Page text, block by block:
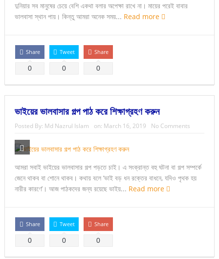
দুনিয়ার সব মানুষের চেয়ে বেশি একথা বলার অপেক্ষা রাখে না। মায়ের পরেই বাবার
ভালবাসা স্থান পায়। কিন্তু আমরা অনেক সময়... Read more
Share
0
Tweet
0
Share
0
ভাইয়ের ভালবাসার গল্প পাঠ করে শিক্ষাগ্রহণ করুন
Posted By: Md Nazrul Islam on: March 16, 2019 No Comments
আমরা সবাই ভাইয়ের ভালবাসার গল্প পড়তে চাই। এ সংক্রান্ত বহু ঘটনা বা গল্প সম্পর্কে
জেনে থাকব বা শোনে থাকব। কথায় বলে ‘ভাই বড় ধন রক্তের বাধনে, যদিও পৃথক হয়
নারীর কারণে’। আজ পাঠকদের জন্য রয়েছে ভাইয়... Read more
Share
0
Tweet
0
Share
0